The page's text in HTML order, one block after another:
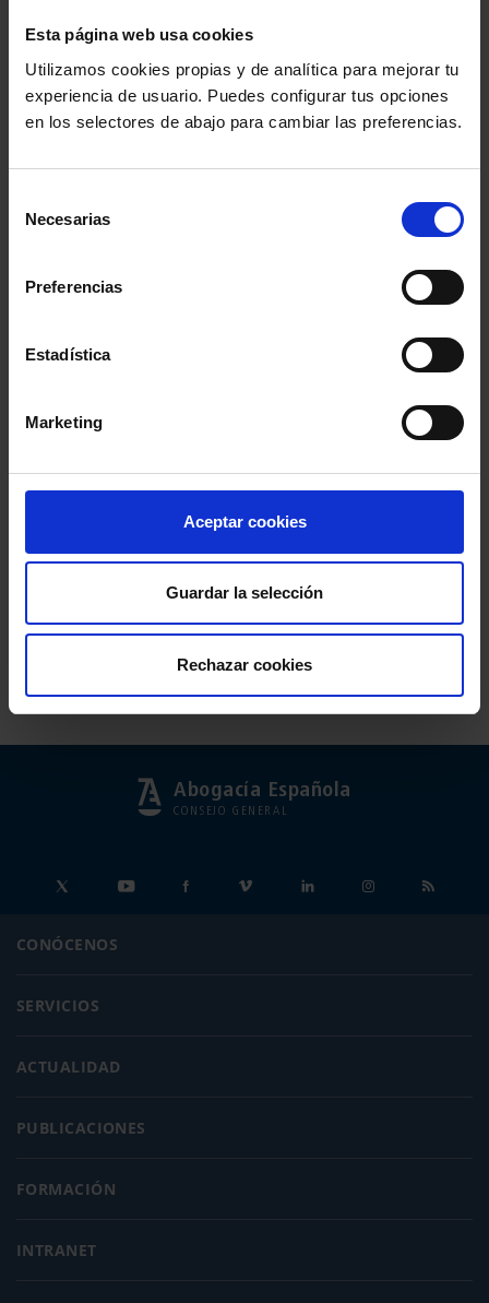
Esta página web usa cookies
Utilizamos cookies propias y de analítica para mejorar tu
experiencia de usuario. Puedes configurar tus opciones
en los selectores de abajo para cambiar las preferencias.
Necesarias
Preferencias
Estadística
Marketing
Aceptar cookies
Guardar la selección
Rechazar cookies
Información del evento
08037, España
Fin: 26 abril 2020 - 19:30h
Comparte:
Abogacía Española
CONSEJO GENERAL
CONÓCENOS
SERVICIOS
ACTUALIDAD
PUBLICACIONES
FORMACIÓN
INTRANET